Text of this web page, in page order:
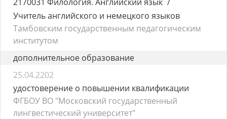
Учитель английского и немецкого языков
Тамбовским государственным педагогическим
институтом
дополнительное образование
25.04.2202
удостоверение о повышении квалификации
ФГБОУ ВО "Московский государственный
лингвестический университет"